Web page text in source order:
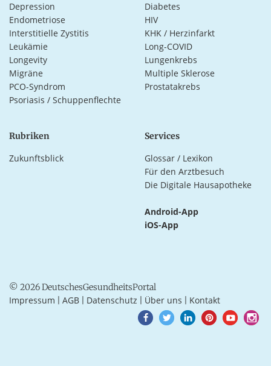
Depression
Diabetes
Endometriose
HIV
Interstitielle Zystitis
KHK / Herzinfarkt
Leukämie
Long-COVID
Longevity
Lungenkrebs
Migräne
Multiple Sklerose
PCO-Syndrom
Prostatakrebs
Psoriasis / Schuppenflechte
Rubriken
Zukunftsblick
Services
Glossar / Lexikon
Für den Arztbesuch
Die Digitale Hausapotheke
Android-App
iOS-App
© 2026 DeutschesGesundheitsPortal
Impressum AGB Datenschutz Über uns Kontakt